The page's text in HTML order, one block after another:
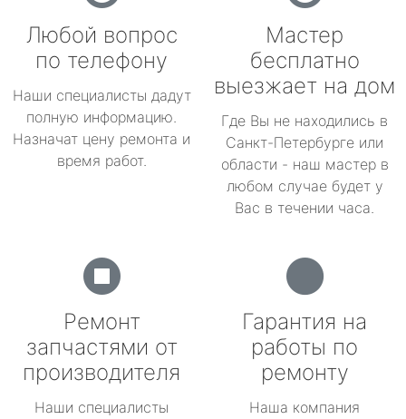
Любой вопрос
по телефону
Наши специалисты дадут
полную информацию.
Назначат цену ремонта и
время работ.
Мастер
бесплатно
выезжает на дом
Где Вы не находились в
Санкт-Петербурге или
области - наш мастер в
любом случае будет у
Вас в течении часа.
Ремонт
запчастями от
производителя
Наши специалисты
Гарантия на
работы по
ремонту
Наша компания